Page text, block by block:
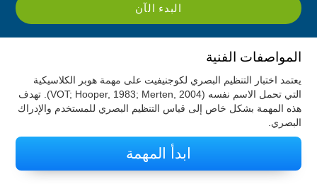
البدء الآن
المواصفات الفنية
يعتمد اختبار التنظيم البصري لكوجنيفيت على مهمة هوبر الكلاسيكية
التي تحمل الاسم نفسه (VOT; Hooper, 1983; Merten, 2004). تهدف
هذه المهمة بشكل خاص إلى قياس التنظيم البصري للمستخدم والإدراك
البصري.
ابدأ المهمة